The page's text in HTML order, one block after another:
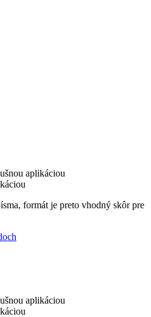
aplikáciou
formát je preto vhodný skôr pre
aplikáciou